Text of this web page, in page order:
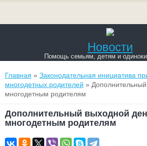
Новости
Помощь семьям, детям и
Вы здесь
Главная » Законодательная инициатива
многодетных родителей »
многодетным родителям
Дополнительный выходной
многодетным родителям